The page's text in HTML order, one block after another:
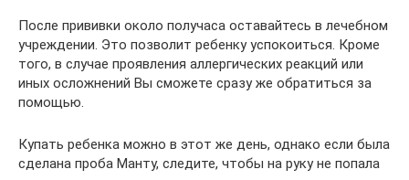
После прививки около получаса оставайтесь в лечебном
учреждении. Это позволит ребенку успокоиться. Кроме
того, в случае проявления аллергических реакций или
иных осложнений Вы сможете сразу же обратиться за
помощью.
Купать ребенка можно в этот же день, однако если была
сделана проба Манту, следите, чтобы на руку не попала